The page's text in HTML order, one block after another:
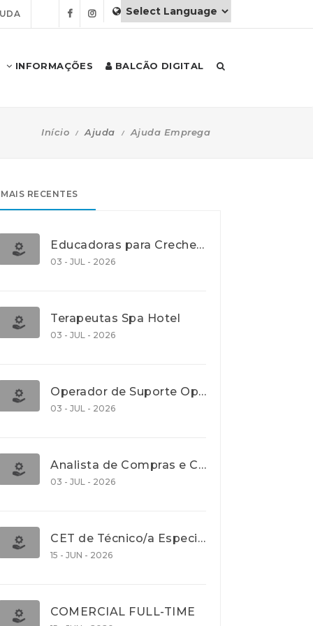
INFORMAÇÕES BALCÃO DIGITAL
Início Ajuda Ajuda Emprega
MAIS RECENTES
Educadoras para Creche e J.I., Lisboa
03 - JUL - 2026
Terapeutas Spa Hotel
03 - JUL - 2026
Operador de Suporte Operacional
03 - JUL - 2026
Analista de Compras e Contratos (Banca)
03 - JUL - 2026
CET de Técnico/a Especialista em Comércio Internacional (Nível 5)
15 - JUN - 2026
COMERCIAL FULL-TIME